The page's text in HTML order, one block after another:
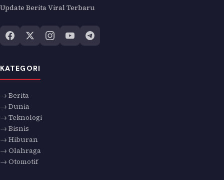
Update Berita Viral Terbaru
KATEGORI
→ Berita
→ Dunia
→ Teknologi
→ Bisnis
→ Hiburan
→ Olahraga
→ Otomotif